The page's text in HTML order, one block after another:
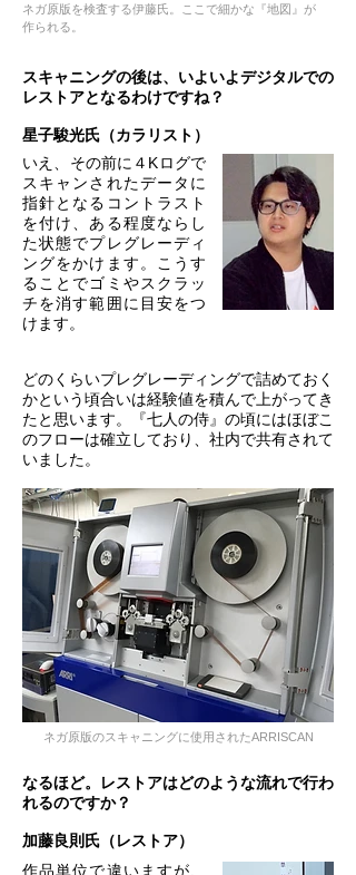
ネガ原版を検査する伊藤氏。ここで細かな『地図』が
作られる。
スキャニングの後は、いよいよデジタルでの
レストアとなるわけですね？
星子駿光氏（カラリスト）
いえ、その前に４Kログで
スキャンされたデータに
指針となるコントラスト
を付け、ある程度ならし
た状態でプレグレーディ
ングをかけます。こうす
ることでゴミやスクラッ
チを消す範囲に目安をつ
けます。
どのくらいプレグレーディングで詰めておく
かという頃合いは経験値を積んで上がってき
たと思います。『七人の侍』の頃にはほぼこ
のフローは確立しており、社内で共有されて
いました。
ネガ原版のスキャニングに使用されたARRISCAN
なるほど。レストアはどのような流れで行わ
れるのですか？
加藤良則氏（レストア）
作品単位で違いますが、